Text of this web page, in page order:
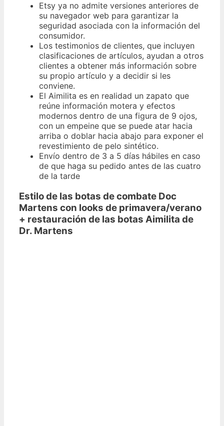
Etsy ya no admite versiones anteriores de
su navegador web para garantizar la
seguridad asociada con la información del
consumidor.
Los testimonios de clientes, que incluyen
clasificaciones de artículos, ayudan a otros
clientes a obtener más información sobre
su propio artículo y a decidir si les
conviene.
El Aimilita es en realidad un zapato que
reúne información motera y efectos
modernos dentro de una figura de 9 ojos,
con un empeine que se puede atar hacia
arriba o doblar hacia abajo para exponer el
revestimiento de pelo sintético.
Envío dentro de 3 a 5 días hábiles en caso
de que haga su pedido antes de las cuatro
de la tarde
Estilo de las botas de combate Doc
Martens con looks de primavera/verano
+ restauración de las botas Aimilita de
Dr. Martens